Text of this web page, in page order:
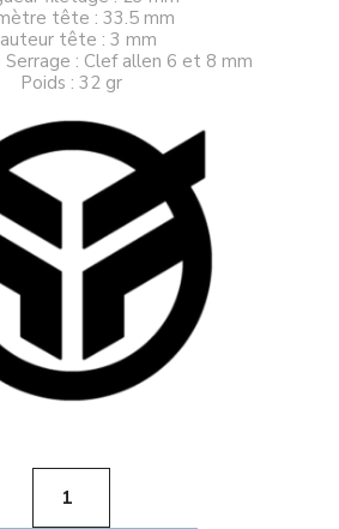
tête : 33.5 mm
tête : 3 mm
: Clef allen 6 et 8 mm
Poids : 32 gr